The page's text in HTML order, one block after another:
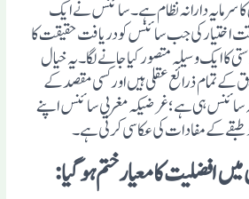
سرمایہ دارانہ نظام ہے۔ سائنس نے ایک
کی جب سائنس کو دریافت حقیقت کا
کا ایک وسیلہ متصور کیا جانے لگا۔یہ خیال
کے تمام ذرائع عقلی ہیں اور کسی مقصد کے
سائنس ہی ہے؛ غرضیکہ مغربی سائنس اپنے
کے مفادات کی عکاسی کرتی ہے۔
افضلیت کا معیار ختم ہوگیا: